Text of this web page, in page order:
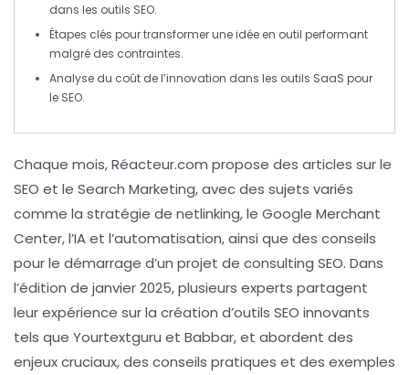
dans les outils SEO.
Étapes clés pour transformer une idée en outil performant
malgré des contraintes.
Analyse du coût de l’innovation dans les outils SaaS pour
le SEO.
Chaque mois,Réacteur.com propose des articles sur le
SEO et le Search Marketing, avec des sujets variés
comme la stratégie de netlinking, le Google Merchant
Center, l’IA et l’automatisation, ainsi que des conseils
pour le démarrage d’un projet de consulting SEO. Dans
l’édition de janvier 2025, plusieurs experts partagent
leur expérience sur la création d’outils SEO innovants
tels que Yourtextguru et Babbar, et abordent des
enjeux cruciaux, des conseils pratiques et des exemples